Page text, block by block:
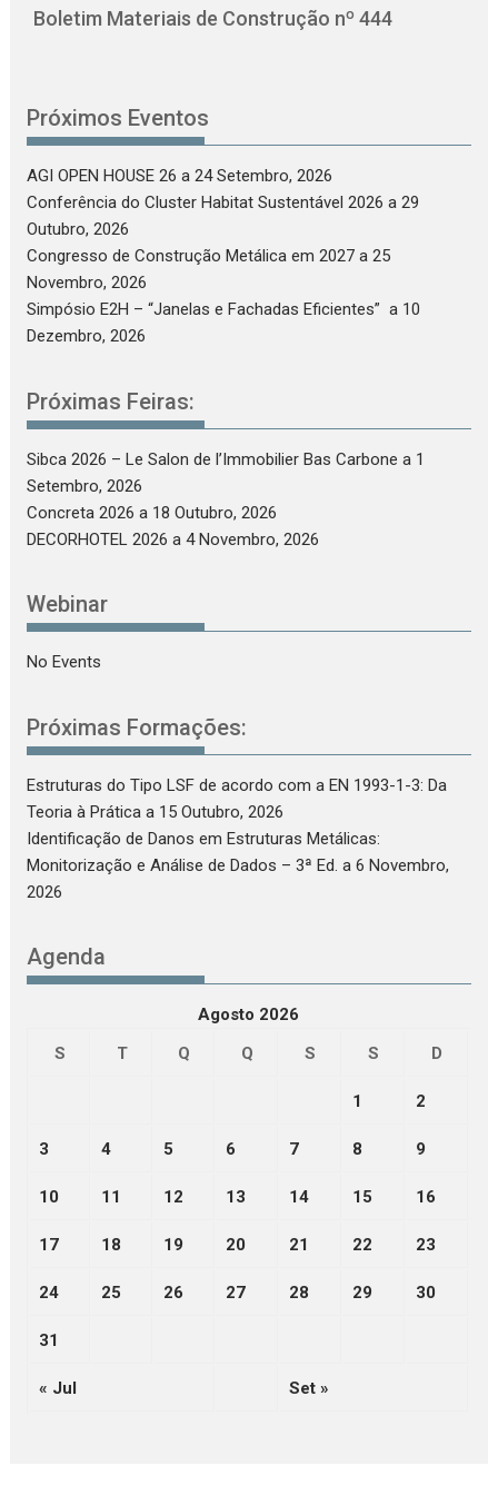
Boletim Materiais de Construção nº 444
Próximos Eventos
AGI OPEN HOUSE 26 a 24 Setembro, 2026
Conferência do Cluster Habitat Sustentável 2026 a 29
Outubro, 2026
Congresso de Construção Metálica em 2027 a 25
Novembro, 2026
Simpósio E2H – “Janelas e Fachadas Eficientes” a 10
Dezembro, 2026
Próximas Feiras:
Sibca 2026 – Le Salon de l’Immobilier Bas Carbone a 1
Setembro, 2026
Concreta 2026 a 18 Outubro, 2026
DECORHOTEL 2026 a 4 Novembro, 2026
Webinar
No Events
Próximas Formações:
Estruturas do Tipo LSF de acordo com a EN 1993-1-3: Da
Teoria à Prática a 15 Outubro, 2026
Identificação de Danos em Estruturas Metálicas:
Monitorização e Análise de Dados – 3ª Ed. a 6 Novembro,
2026
Agenda
Agosto 2026
S
T Q Q S S D
1 2
3 4 5 6 7 8 9
10 11 12 13 14 15 16
17 18 19 20 21 22 23
24 25 26 27 28 29 30
31
« Jul Set »